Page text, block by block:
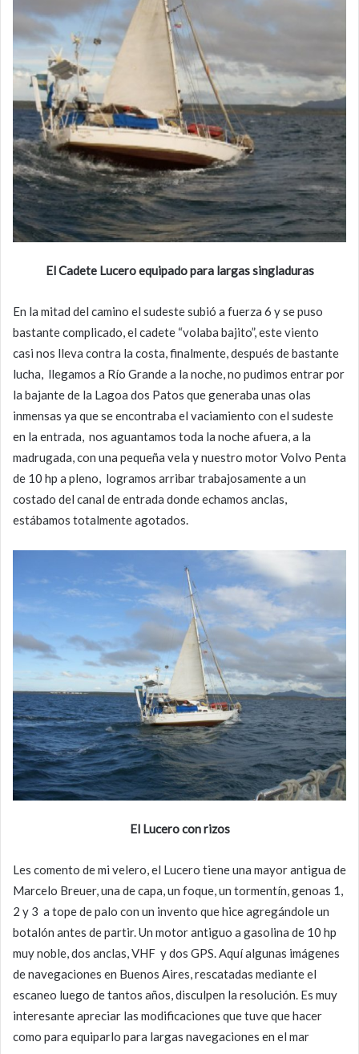
El Cadete Lucero equipado para largas singladuras
En la mitad del camino el sudeste subió a fuerza 6 y se puso
bastante complicado, el cadete “volaba bajito”, este viento
casi nos lleva contra la costa, finalmente, después de bastante
lucha, llegamos a Río Grande a la noche, no pudimos entrar por
la bajante de la Lagoa dos Patos que generaba unas olas
inmensas ya que se encontraba el vaciamiento con el sudeste
en la entrada, nos aguantamos toda la noche afuera, a la
madrugada, con una pequeña vela y nuestro motor Volvo Penta
de 10 hp a pleno, logramos arribar trabajosamente a un
costado del canal de entrada donde echamos anclas,
estábamos totalmente agotados.
El Lucero con rizos
Les comento de mi velero, el Lucero tiene una mayor antigua de
Marcelo Breuer, una de capa, un foque, un tormentín, genoas 1,
2 y 3 a tope de palo con un invento que hice agregándole un
botalón antes de partir. Un motor antiguo a gasolina de 10 hp
muy noble, dos anclas, VHF y dos GPS. Aquí algunas imágenes
de navegaciones en Buenos Aires, rescatadas mediante el
escaneo luego de tantos años, disculpen la resolución. Es muy
interesante apreciar las modificaciones que tuve que hacer
como para equiparlo para largas navegaciones en el mar